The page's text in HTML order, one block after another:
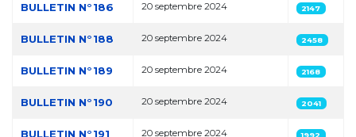
BULLETIN N°186 20 septembre 2024 2147
BULLETIN N°188 20 septembre 2024 2458
BULLETIN N°189 20 septembre 2024 2168
BULLETIN N°190 20 septembre 2024 2041
BULLETIN N°191 20 septembre 2024 1992